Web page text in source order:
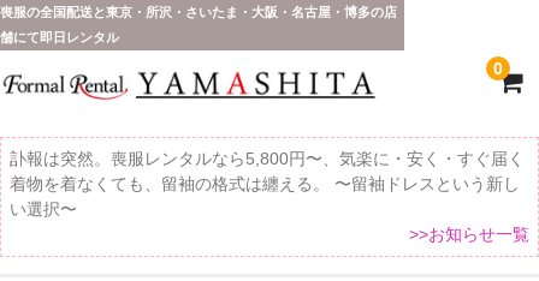
喪服の全国配送と東京・所沢・さいたま・大阪・名古屋・博多の店
舗にて即日レンタル
0
訃報は突然。喪服レンタルなら5,800円〜、気楽に・安く・すぐ届く
着物を着なくても、留袖の格式は纏える。 〜留袖ドレスという新し
い選択〜
>>お知らせ一覧